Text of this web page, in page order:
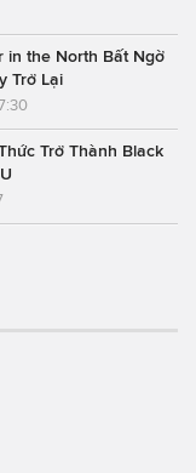
in the North Bất Ngờ
Trở Lại
Trở Thành Black